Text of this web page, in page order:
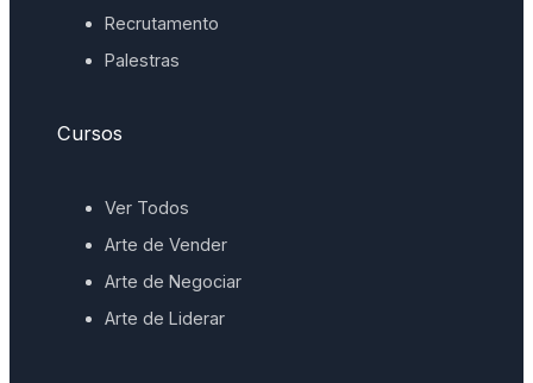
Recrutamento
Palestras
Cursos
Ver Todos
Arte de Vender
Arte de Negociar
Arte de Liderar